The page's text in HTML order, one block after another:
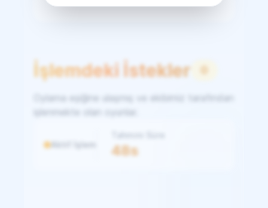
İşlemdeki İstekler
Oylama eşiğine ulaşmış ve ekibimiz tarafından
işlenmekte olan oyunlar.
Aktif İşlem 48s